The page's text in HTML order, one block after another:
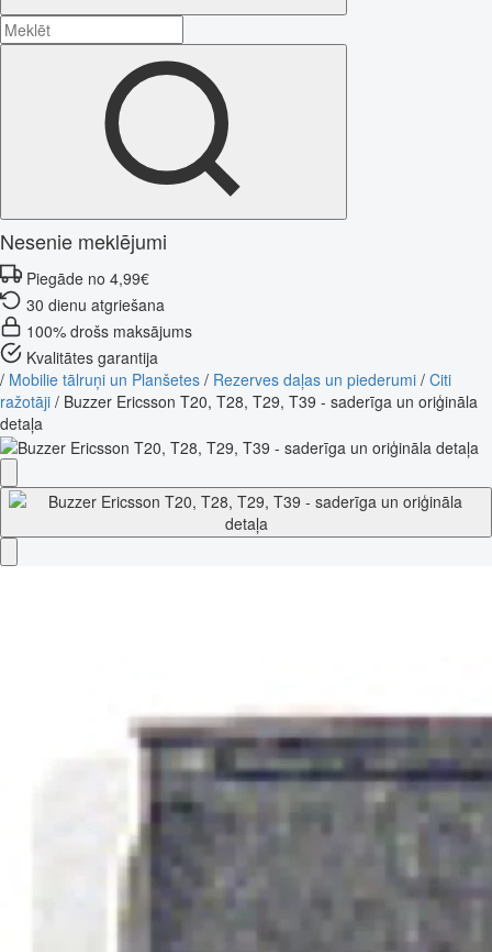
Nesenie meklējumi
Piegāde no 4,99€
30 dienu atgriešana
100% drošs maksājums
Kvalitātes garantija
/ Mobilie tālruņi un Planšetes / Rezerves daļas un piederumi / Citi
ražotāji / Buzzer Ericsson T20, T28, T29, T39 - saderīga un oriģināla
detaļa